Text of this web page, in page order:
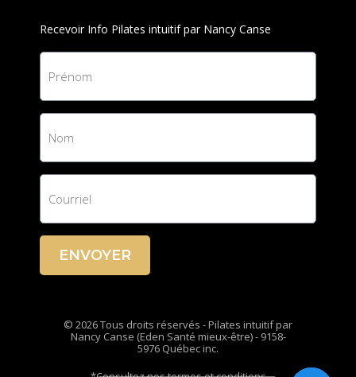
Recevoir Info Pilates intuitif par Nancy Canse
ENVOYER
© 2026 Tous droits réservés - Pilates intuitif par
Nancy Canse (Eden Santé mieux-être) - 9158-
5976 Québec inc.